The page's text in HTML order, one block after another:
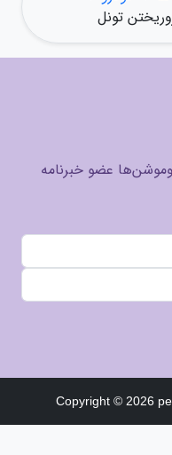
تونل
عضو خبرنامه
Copyright © 2026